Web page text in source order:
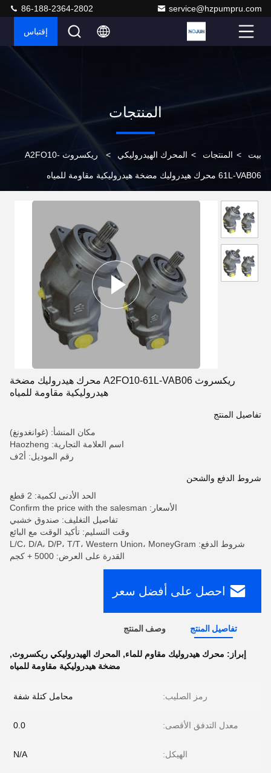
service@hzpumpru.com
86-188-2364-2802
إقتباس
المنتجات
بيت > المنتجات > المحرك الهيدروليكي > ريكسروث A2FO10-
61L-VAB06 محرك هيدروليك مضخة هيدروليكية مقاومة للمياه
ريكسروث A2FO10-61L-VAB06 محرك هيدروليك مضخة
هيدروليكية مقاومة للمياه
تفاصيل المنتج
مكان المنشأ: (غوانغدونغ)
اسم العلامة التجارية: Haozheng
رقم الموديل: أ2ف
شروط الدفع والشحن
الحد الأدنى لكمية: 2 قطع
الأسعار: Confirm the price with the salesman
تفاصيل التغليف: صندوق خشبي
وقت التسليم: تأكيد الوقت مع البائع
شروط الدفع: L/C، D/A، D/P، T/T، Western Union، MoneyGram
القدرة على العرض: 5000 + كجم
احصل على أفضل سعر
تفاصيل المنتج وصف المنتج
إبراز: محرك هيدروليك مقاوم للماء, المحرك الهيدروليكي ريكسروث,
مضخة هيدروليكية مقاومة للمياه
رمز الصليب: محامل كتلة شفة
معدل التدفق الأقصى: 0.0
الهيكل: N/A